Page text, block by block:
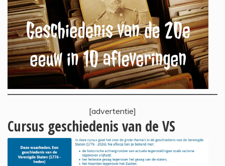
[advertentie]
Cursus geschiedenis van de VS